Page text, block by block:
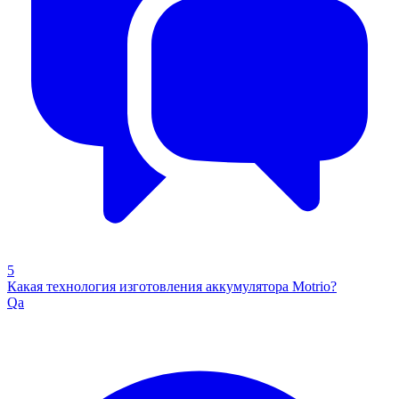
5
Какая технология изготовления аккумулятора Motrio?
Qa